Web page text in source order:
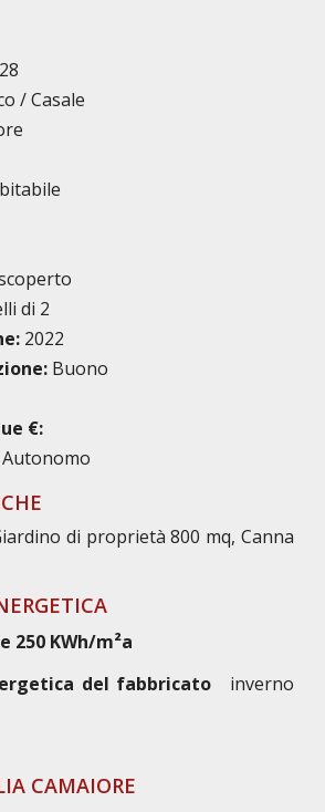
/ Casale
di 2
2022
Buono
€:
Autonomo
di proprietà 800 mq, Canna
250 KWh/m²a
del fabbricato
inverno
CAMAIORE